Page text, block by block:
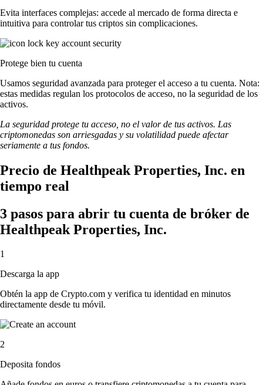
Evita interfaces complejas: accede al mercado de forma directa e
intuitiva para controlar tus criptos sin complicaciones.
Protege bien tu cuenta
Usamos seguridad avanzada para proteger el acceso a tu cuenta. Nota:
estas medidas regulan los protocolos de acceso, no la seguridad de los
activos.
La seguridad protege tu acceso, no el valor de tus activos. Las
criptomonedas son arriesgadas y su volatilidad puede afectar
seriamente a tus fondos.
Precio de Healthpeak Properties, Inc. en
tiempo real
3 pasos para abrir tu cuenta de bróker de
Healthpeak Properties, Inc.
1
Descarga la app
Obtén la app de Crypto.com y verifica tu identidad en minutos
directamente desde tu móvil.
2
Deposita fondos